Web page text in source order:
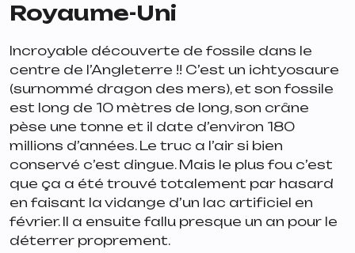
Royaume-Uni
Incroyable découverte de fossile dans le
centre de l’Angleterre !! C’est un ichtyosaure
(surnommé dragon des mers), et son fossile
est long de 10 mètres de long, son crâne
pèse une tonne et il date d’environ 180
millions d’années. Le truc a l’air si bien
conservé c’est dingue. Mais le plus fou c’est
que ça a été trouvé totalement par hasard
en faisant la vidange d’un lac artificiel en
février. Il a ensuite fallu presque un an pour le
déterrer proprement.